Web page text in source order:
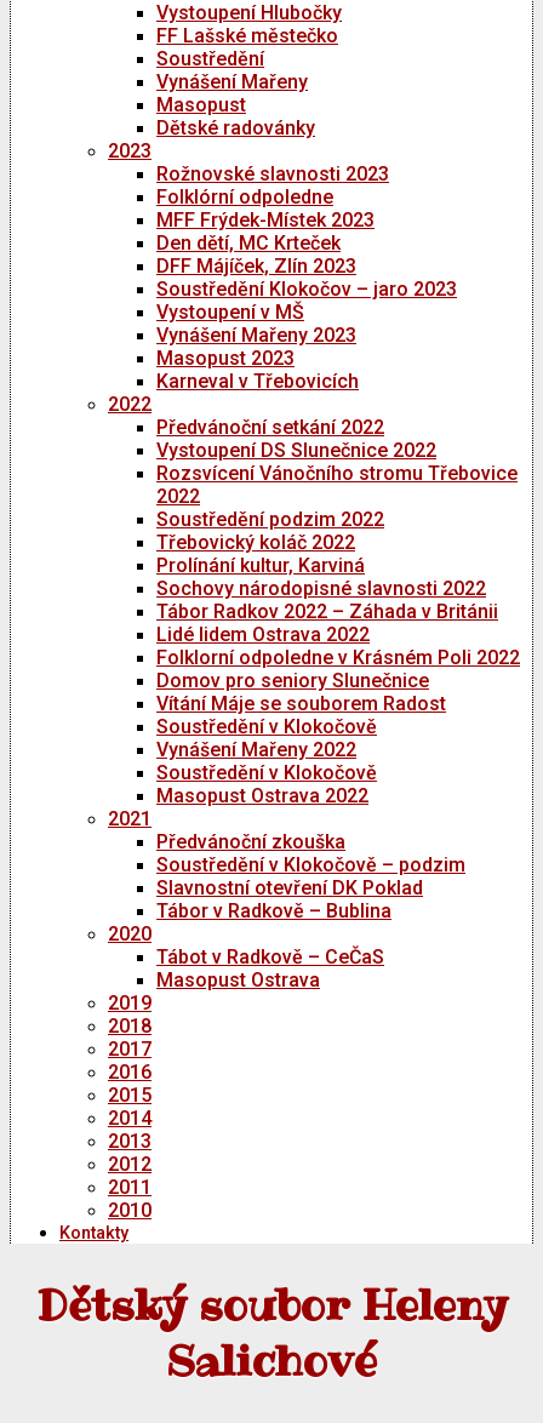
Vystoupení Hlubočky
FF Lašské městečko
Soustředění
Vynášení Mařeny
Masopust
Dětské radovánky
2023
Rožnovské slavnosti 2023
Folklórní odpoledne
MFF Frýdek-Místek 2023
Den dětí, MC Krteček
DFF Májíček, Zlín 2023
Soustředění Klokočov – jaro 2023
Vystoupení v MŠ
Vynášení Mařeny 2023
Masopust 2023
Karneval v Třebovicích
2022
Předvánoční setkání 2022
Vystoupení DS Slunečnice 2022
Rozsvícení Vánočního stromu Třebovice
2022
Soustředění podzim 2022
Třebovický koláč 2022
Prolínání kultur, Karviná
Sochovy národopisné slavnosti 2022
Tábor Radkov 2022 – Záhada v Británii
Lidé lidem Ostrava 2022
Folklorní odpoledne v Krásném Poli 2022
Domov pro seniory Slunečnice
Vítání Máje se souborem Radost
Soustředění v Klokočově
Vynášení Mařeny 2022
Soustředění v Klokočově
Masopust Ostrava 2022
2021
Předvánoční zkouška
Soustředění v Klokočově – podzim
Slavnostní otevření DK Poklad
Tábor v Radkově – Bublina
2020
Tábot v Radkově – CeČaS
Masopust Ostrava
2019
2018
2017
2016
2015
2014
2013
2012
2011
2010
Kontakty
Dětský soubor Heleny
Salichové